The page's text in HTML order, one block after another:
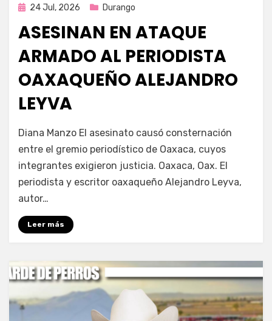
Publicada
24 Jul, 2026 Durango
ASESINAN EN ATAQUE
ARMADO AL PERIODISTA
OAXAQUEÑO ALEJANDRO
LEYVA
Fernando Miranda Servín
Diana Manzo El asesinato causó consternación
entre el gremio periodístico de Oaxaca, cuyos
integrantes exigieron justicia. Oaxaca, Oax. El
periodista y escritor oaxaqueño Alejandro Leyva,
autor…
Leer más